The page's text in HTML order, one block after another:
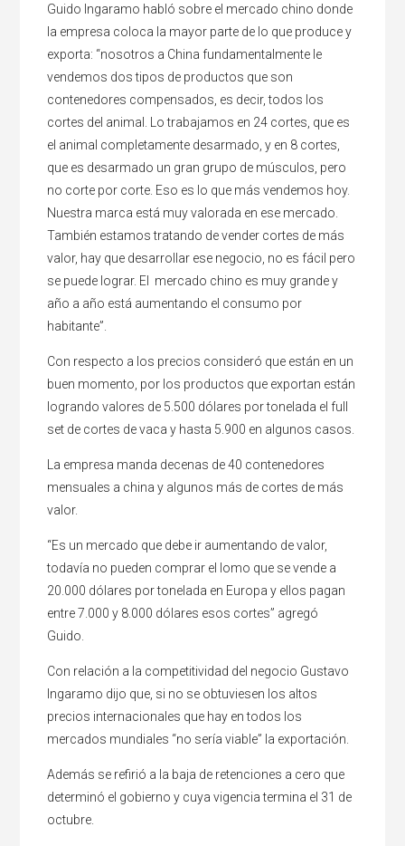
Guido Ingaramo habló sobre el mercado chino donde
la empresa coloca la mayor parte de lo que produce y
exporta: “nosotros a China fundamentalmente le
vendemos dos tipos de productos que son
contenedores compensados, es decir, todos los
cortes del animal. Lo trabajamos en 24 cortes, que es
el animal completamente desarmado, y en 8 cortes,
que es desarmado un gran grupo de músculos, pero
no corte por corte. Eso es lo que más vendemos hoy.
Nuestra marca está muy valorada en ese mercado.
También estamos tratando de vender cortes de más
valor, hay que desarrollar ese negocio, no es fácil pero
se puede lograr. El mercado chino es muy grande y
año a año está aumentando el consumo por
habitante”.
Con respecto a los precios consideró que están en un
buen momento, por los productos que exportan están
logrando valores de 5.500 dólares por tonelada el full
set de cortes de vaca y hasta 5.900 en algunos casos.
La empresa manda decenas de 40 contenedores
mensuales a china y algunos más de cortes de más
valor.
“Es un mercado que debe ir aumentando de valor,
todavía no pueden comprar el lomo que se vende a
20.000 dólares por tonelada en Europa y ellos pagan
entre 7.000 y 8.000 dólares esos cortes” agregó
Guido.
Con relación a la competitividad del negocio Gustavo
Ingaramo dijo que, si no se obtuviesen los altos
precios internacionales que hay en todos los
mercados mundiales “no sería viable” la exportación.
Además se refirió a la baja de retenciones a cero que
determinó el gobierno y cuya vigencia termina el 31 de
octubre.